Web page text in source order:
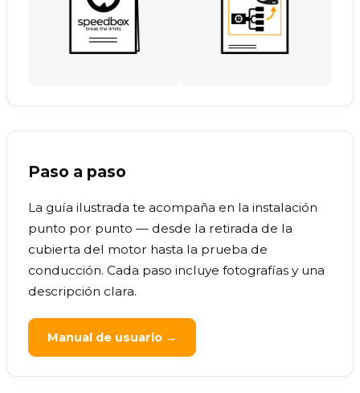
Paso a paso
La guía ilustrada te acompaña en la instalación
punto por punto — desde la retirada de la
cubierta del motor hasta la prueba de
conducción. Cada paso incluye fotografías y una
descripción clara.
Manual de usuario →